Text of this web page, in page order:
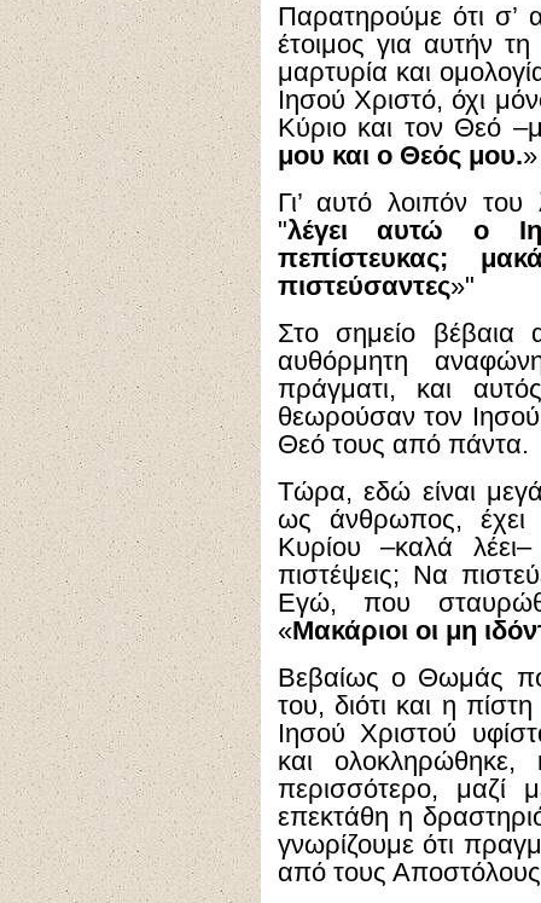
Παρατηρούμε ότι σ’
έτοιμος για αυτήν
μαρτυρία και
Ιησού Χριστό, όχι
Κύριο και τον Θεό
μου και ο Θεός μου.»
Γι’ αυτό λοιπόν
"λέγει αυτώ ο
πεπίστευκας;
πιστεύσαντες»"
Στο σημείο βέβαια
αυθόρμητη
πράγματι, και
θεωρούσαν τον
Θεό τους από πάντα.
Τώρα, εδώ είναι
ως άνθρωπος, έχει
Κυρίου –καλά
πιστέψεις; Να
Εγώ, που
«Μακάριοι οι μη
Βεβαίως ο Θωμάς
του, διότι και η
Ιησού Χριστού
και ολοκληρώθηκε,
περισσότερο, μαζί
επεκτάθη η
γνωρίζουμε ότι
από τους